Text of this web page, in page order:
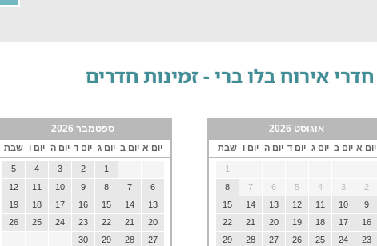
חדרי אירוח בלו ברי - זמינות חדרים
אוגוסט 2026
יום א יום ב יום ג יום ד יום ה יום ו שבת
1
2
3
4
5
6
7
8
9
10
11
12
13
14
15
16
17
18
19
20
21
22
23
24
25
26
27
28
29
ספטמבר 2026
יום א יום ב יום ג יום ד יום ה יום ו שבת
1
2
3
4
5
6
7
8
9
10
11
12
13
14
15
16
17
18
19
20
21
22
23
24
25
26
27
28
29
30